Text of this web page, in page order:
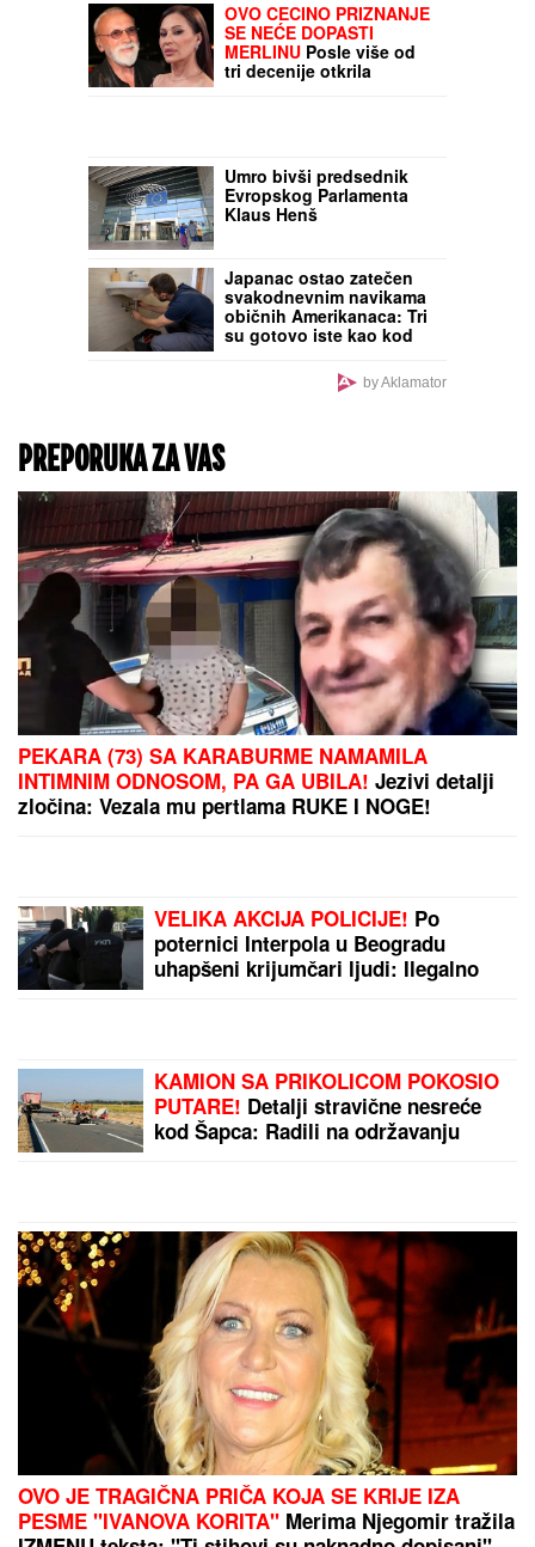
OVO CECINO PRIZNANJE
SE NEĆE DOPASTI
MERLINU Posle više od
tri decenije otkrila
Umro bivši predsednik
Evropskog Parlamenta
Klaus Henš
Japanac ostao zatečen
svakodnevnim navikama
običnih Amerikanaca: Tri
su gotovo iste kao kod
by Aklamator
PREPORUKA ZA VAS
PEKARA (73) SA KARABURME NAMAMILA
INTIMNIM ODNOSOM, PA GA UBILA! Jezivi detalji
zločina: Vezala mu pertlama RUKE I NOGE!
VELIKA AKCIJA POLICIJE! Po
poternici Interpola u Beogradu
uhapšeni krijumčari ljudi: Ilegalno
KAMION SA PRIKOLICOM POKOSIO
PUTARE! Detalji stravične nesreće
kod Šapca: Radili na održavanju
OVO JE TRAGIČNA PRIČA KOJA SE KRIJE IZA
PESME "IVANOVA KORITA" Merima Njegomir tražila